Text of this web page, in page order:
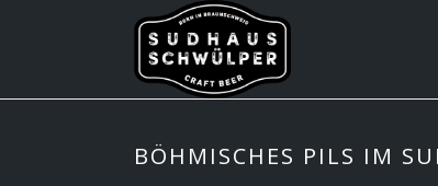
BÖHMISCHES PILS IM